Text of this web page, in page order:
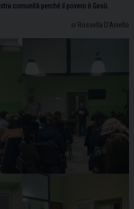
comunità perché il povero è Gesù.
sr Rossella D’Aniello